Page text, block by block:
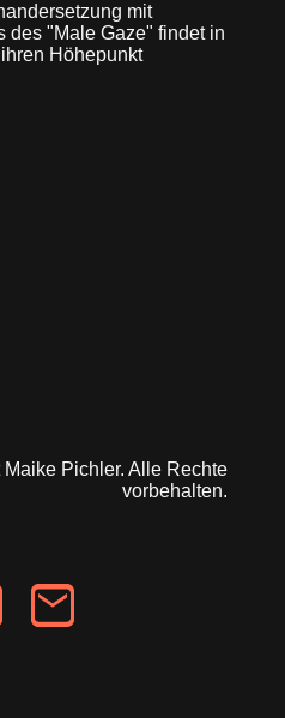
mit
des "Male Gaze" findet in
Höhepunkt
Pichler. Alle Rechte
vorbehalten.